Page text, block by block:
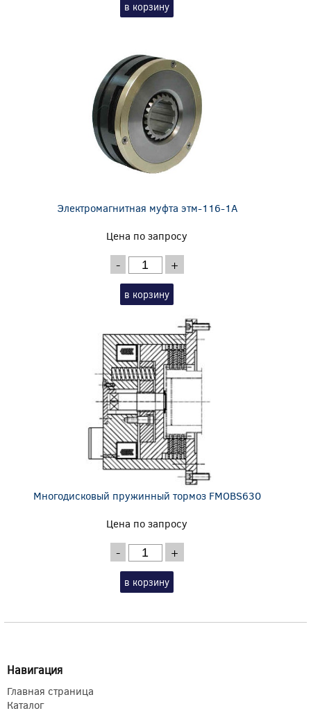
в корзину
Электромагнитная муфта этм-116-1А
Цена по запросу
- +
в корзину
Многодисковый пружинный тормоз FMOBS630
Цена по запросу
- +
в корзину
Навигация
Главная страница
Каталог